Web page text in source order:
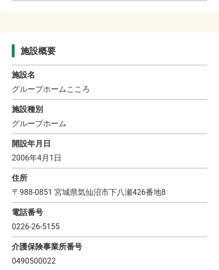
施設概要
施設名
グループホームこころ
施設種別
グループホーム
開設年月日
2006年4月1日
住所
〒 988-0851 宮城県気仙沼市下八瀬426番地8
電話番号
0226-26-5155
介護保険事業所番号
0490500022